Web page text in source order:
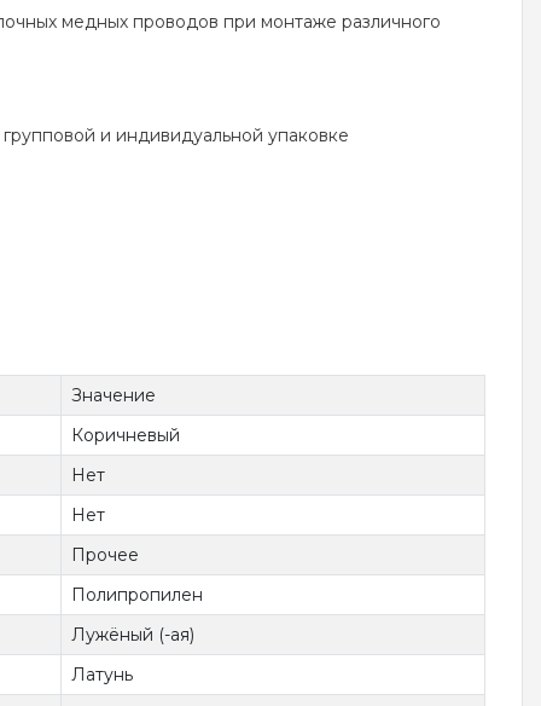
медных проводов при монтаже различного
и индивидуальной упаковке
Значение
Коричневый
Нет
Нет
Прочее
Полипропилен
Лужёный (-ая)
Латунь